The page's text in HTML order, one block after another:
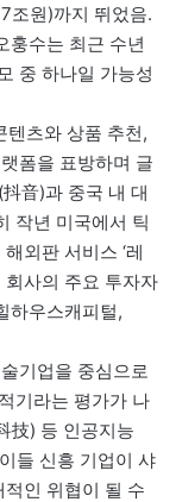
조원)까지 뛰었음.
훙수는 최근 수년
중 하나일 가능성
텐츠와 상품 추천,
폼을 표방하며 글
抖音)과 중국 내 대
작년 미국에서 틱
외판 서비스 ‘레
회사의 주요 투자자
하우스캐피털,
기업을 중심으로
기라는 평가가 나
技) 등 인공지능
들 신흥 기업이 샤
인 위협이 될 수